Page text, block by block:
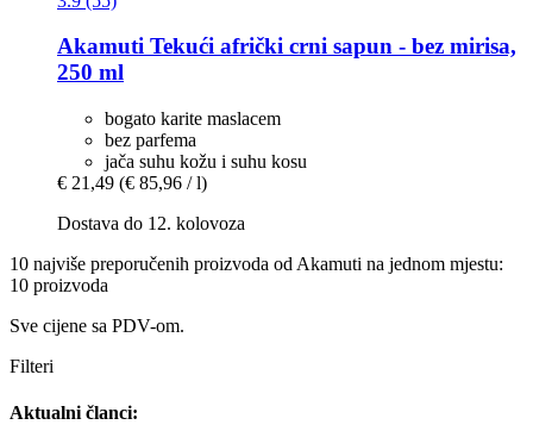
Akamuti Tekući afrički crni sapun -​ bez mirisa,
250 ml
bogato karite maslacem
bez parfema
jača suhu kožu i suhu kosu
€ 21,49 (€ 85,96 / l)
Dostava do 12. kolovoza
10 najviše preporučenih proizvoda od Akamuti na jednom mjestu:
10 proizvoda
Sve cijene sa PDV-om.
Filteri
Aktualni članci: